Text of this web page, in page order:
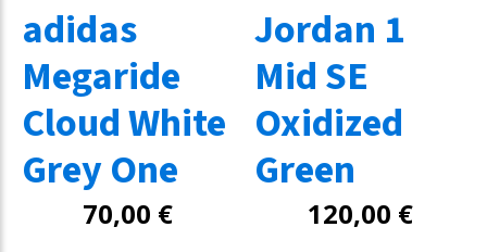
adidas
Megaride
Cloud White
Grey One
70,00 €
Jordan 1
Mid SE
Oxidized
Green
120,00 €